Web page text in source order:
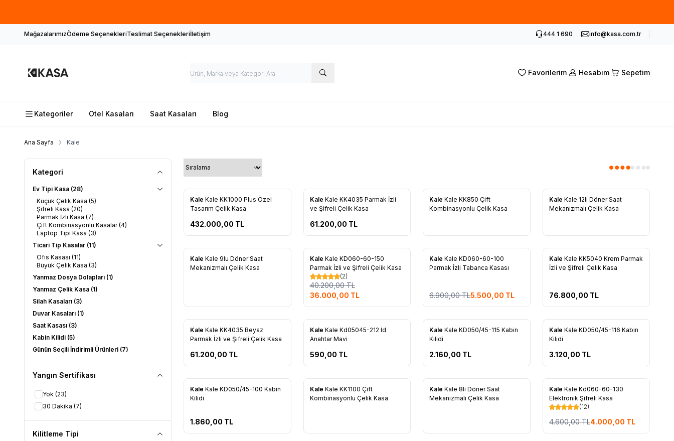
MağazalarımızÖdeme SeçenekleriTeslimat Seçenekleriİletişim 444 1 690 info@kasa.com.tr
Favorilerim Hesabım Sepetim
Kategoriler Otel Kasaları Saat Kasaları Blog
Ana Sayfa Kale
Kategori
Ev Tipi Kasa (28)
Küçük Çelik Kasa (5)
Şifreli Kasa (20)
Parmak İzli Kasa (7)
Çift Kombinasyonlu Kasalar(4)
Laptop Tipi Kasa (3)
Ticari Tip Kasalar (11)
Ofis Kasası (11)
Büyük Çelik Kasa (3)
Yanmaz Dosya Dolapları (1)
Yanmaz Çelik Kasa (1)
Silah Kasaları (3)
Duvar Kasaları (1)
Saat Kasası (3)
Kabin Kilidi (5)
Günün Seçili İndirimli Ürünleri (7)
Yangın Sertifikası
Yok (23)
30 Dakika (7)
Kilitleme Tipi
Favorilere Ekle
Kale Kale KK1000 Plus Özel
Tasarım Çelik Kasa
432.000,00 TL
Favorilere Ekle
Kale Kale KK4035 Parmak İzli
ve Şifreli Çelik Kasa
61.200,00 TL
Favorilere Ekle
Kale Kale KK850 Çift
Kombinasyonlu Çelik Kasa
Favorilere Ekle
Kale Kale 12li Döner Saat
Mekanizmalı Çelik Kasa
Favorilere Ekle
Kale Kale 9lu Döner Saat
Mekanizmalı Çelik Kasa
%10
Favorilere Ekle
Kale Kale KD060-60-150
Parmak İzli ve Şifreli Çelik Kasa
(2)
40.200,00TL
36.000,00 TL
%20
Favorilere Ekle
Kale Kale KD060-60-100
Parmak İzli Tabanca Kasası
6.900,00TL5.500,00 TL
Favorilere Ekle
Kale Kale KK5040 Krem Parmak
İzli ve Şifreli Çelik Kasa
76.800,00 TL
Favorilere Ekle
Kale Kale KK4035 Beyaz
Parmak İzli ve Şifreli Çelik Kasa
61.200,00 TL
Favorilere Ekle
Kale Kale Kd05045-212 Id
Anahtar Mavi
590,00 TL
Favorilere Ekle
Kale Kale KD050/45-115 Kabin
Kilidi
2.160,00 TL
Favorilere Ekle
Kale Kale KD050/45-116 Kabin
Kilidi
3.120,00 TL
Favorilere Ekle
Kale Kale KD050/45-100 Kabin
Kilidi
1.860,00 TL
Favorilere Ekle
Kale Kale KK1100 Çift
Kombinasyonlu Çelik Kasa
Favorilere Ekle
Kale Kale 8li Döner Saat
Mekanizmalı Çelik Kasa
%13
Favorilere Ekle
Ön Sipariş Ver!
Kale Kale Kd060-60-130
Elektronik Şifreli Kasa
(12)
4.600,00TL4.000,00 TL